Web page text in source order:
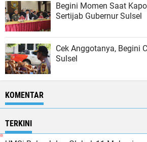
Begini Momen Saat
Sertijab Gubernur Sulsel
Cek Anggotanya, Begini
Sulsel
KOMENTAR
TERKINI